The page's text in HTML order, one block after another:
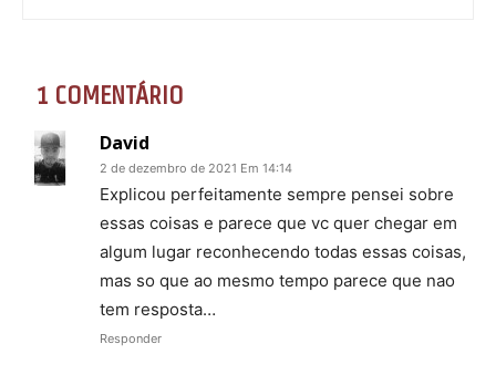
1 COMENTÁRIO
David
2 de dezembro de 2021 Em 14:14
Explicou perfeitamente sempre pensei sobre
essas coisas e parece que vc quer chegar em
algum lugar reconhecendo todas essas coisas,
mas so que ao mesmo tempo parece que nao
tem resposta…
Responder